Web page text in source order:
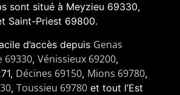
sont situé à Meyzieu 69330,
Saint-Priest 69800.
d’accès depuis Genas
69330, Vénissieux 69200,
Décines 69150, Mions 69780,
, Toussieu 69780et tout l’Est